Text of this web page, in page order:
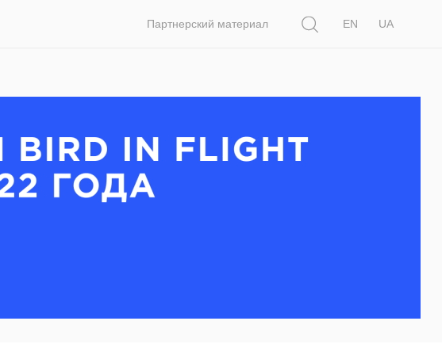
Партнерский материал
EN
UA